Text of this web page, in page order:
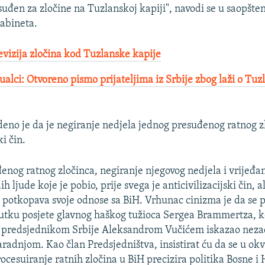
za zločine na Tuzlanskoj kapiji", navodi se u
zločina kod Tuzlanske kapije
Otvoreno pismo prijateljima iz Srbije zbog laži o
je da je negiranje nedjela jednog presuđenog ratnog
čin.
ratnog zločinca, negiranje njegovog nedjela i
ljude koje je pobio, prije svega je anticivilizacijski čin,
svoje odnose sa BiH. Vrhunac cinizma je da se
posjete glavnog haškog tužioca Sergea Brammertza,
predsjednikom Srbije Aleksandrom Vučićem iskazao
Kao član Predsjedništva, insistirat ću da se u
ratnih zločina u BiH precizira politika Bosne i